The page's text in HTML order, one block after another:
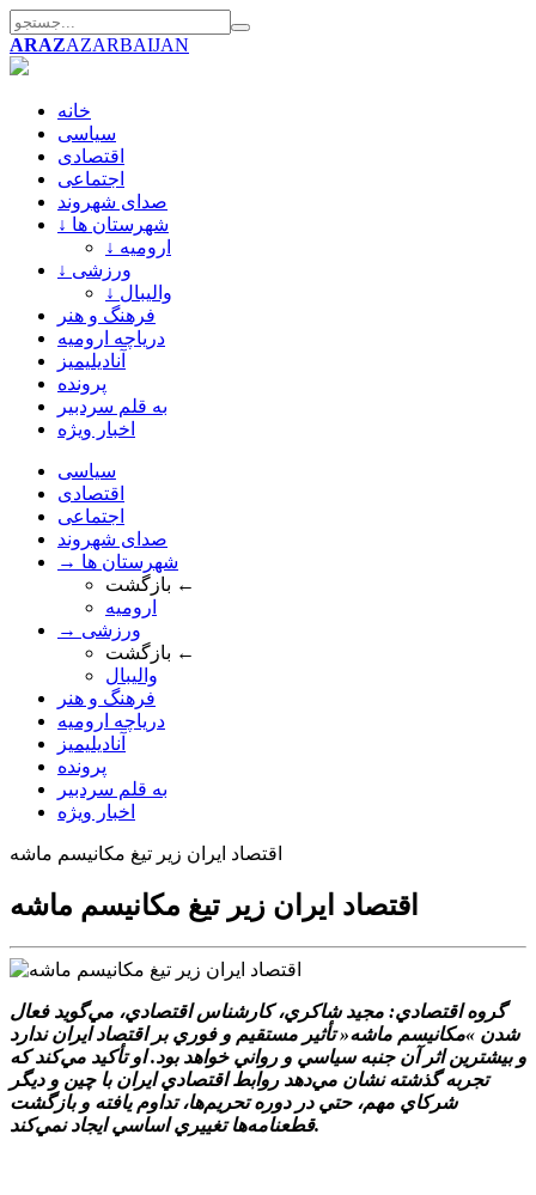
ARAZAZARBAIJAN
خانه
سیاسی
اقتصادی
اجتماعی
صدای شهروند
↓ شهرستان ها
↓ ارومیه
↓ ورزشی
↓ والیبال
فرهنگ و هنر
دریاچه ارومیه
آنادیلیمیز
پرونده
به قلم سردبیر
اخبار ویژه
سیاسی
اقتصادی
اجتماعی
صدای شهروند
→ شهرستان ها
بازگشت ←
ارومیه
→ ورزشی
بازگشت ←
والیبال
فرهنگ و هنر
دریاچه ارومیه
آنادیلیمیز
پرونده
به قلم سردبیر
اخبار ویژه
اقتصاد ايران زير تيغ مکانيسم ماشه
اقتصاد ايران زير تيغ مکانيسم ماشه
گروه اقتصادي: مجيد شاکري، کارشناس اقتصادي، مي‌گويد فعال
شدن »مکانيسم ماشه« تأثير مستقيم و فوري بر اقتصاد ايران ندارد
و بيشترين اثر آن جنبه سياسي و رواني خواهد بود. او تأکيد مي‌کند که
تجربه گذشته نشان مي‌دهد روابط اقتصادي ايران با چين و ديگر
شرکاي مهم، حتي در دوره تحريم‌ها، تداوم يافته و بازگشت
قطعنامه‌ها تغييري اساسي ايجاد نمي‌کند.